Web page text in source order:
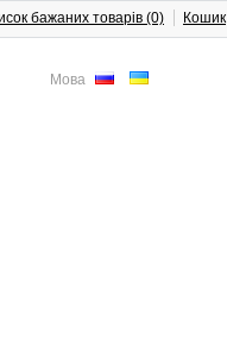
Мова
бажаних товарів (0) Кошик